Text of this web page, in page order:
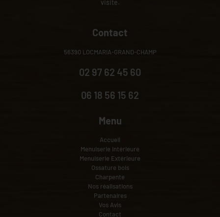
visite.
Contact
56390 LOCMARIA-GRAND-CHAMP
02 97 62 45 60
06 18 56 15 62
Menu
Accueil
Menuiserie intérieure
Menuiserie Extérieure
Ossature bois
Charpente
Nos réalisations
Partenaires
Vos Avis
Contact